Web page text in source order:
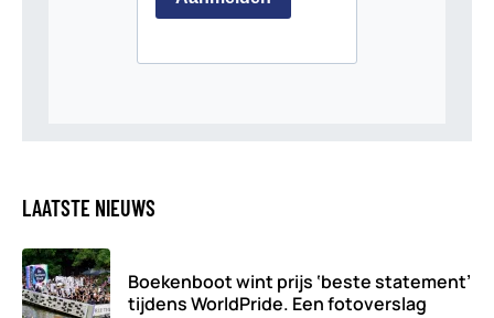
LAATSTE NIEUWS
Boekenboot wint prijs ‘beste statement’
tijdens WorldPride. Een fotoverslag